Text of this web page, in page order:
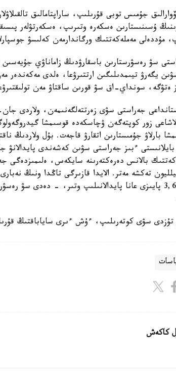
جۇمىس توبى قۇرىلىپ، ساراپتامالىق
ۇسىنىستارىن ەسكەرە وتىرىپ، ەسكەرتۋلەر
مۇددەلى مەملەكەتتىك ورگاندارمەن كەلىسۋ
سۋ رەسۋرستارىن باسقارۋدىڭ زاماناۋي جۇيەسىن
يگەرۋ تيىمدىلىگىن ارتتىرۋعا، ەلدى مەكەندەر
ەتۋگە، سونداي-اق سۋ قورىن ساقتاۋ مەن
جەراستى سۋى زەرتتەلگەنىمەن، ولاردى
زور كوپتەگەن ۋچاسكەدە قوسىمشا
بارلاۋ جۇمىستارىن اتقارۋ قاجەت. بۇل ولاردىڭ
ءبىز جەراستى سۋىن كەشەندى پايدالانۋ
بالانس دەرەكتەرىنە سايكەس، ەلىمىزدەگى
جالپى كولەمنىڭ 3,6 پايىزى عانا پايدالانىلىپ وتىر، -
تۇزدى سۋى كوتەرىلىپ، ءۇش ءىرى ساياباقتىڭ
كاكەش